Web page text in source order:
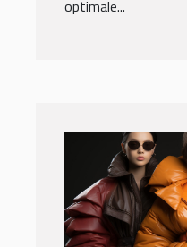
optimale...